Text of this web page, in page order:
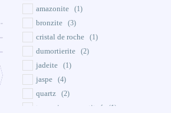
amazonite (1)
bronzite (3)
cristal de roche (1)
dumortierite (2)
jadeite (1)
jaspe (4)
quartz (2)
turquoise reconstitué (1)